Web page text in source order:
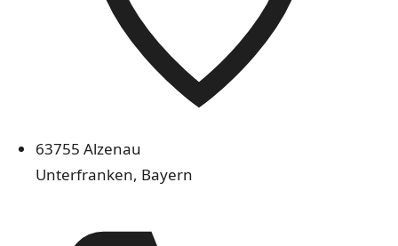
63755 Alzenau
Unterfranken, Bayern